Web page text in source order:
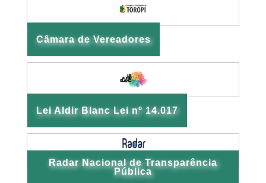
Câmara de Vereadores
Lei Aldir Blanc Lei nº 14.017
Radar Nacional de Transparência
Pública